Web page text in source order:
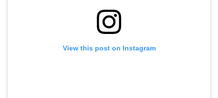
View this post on Instagram